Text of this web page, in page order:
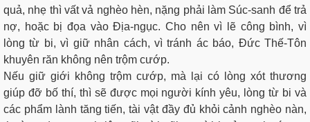
quả, nhẹ thì vất vả nghèo hèn, nặng phải làm Súc-sanh để trả
nợ, hoặc bị đọa vào Địa-ngục. Cho nên vì lẽ công bình, vì
lòng từ bi, vì giữ nhân cách, vì tránh ác báo, Ðức Thế-Tôn
khuyên răn không nên trộm cướp.
Nếu giữ giới không trộm cướp, mà lại có lòng xót thương
giúp đỡ bố thí, thì sẽ được mọi người kính yêu, lòng từ bi và
các phẩm lành tăng tiến, tài vật đầy đủ khỏi cảnh nghèo nàn,